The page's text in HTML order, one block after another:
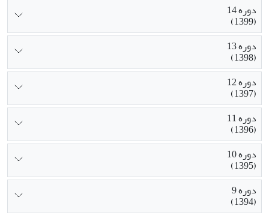
دوره 14
(1399)
دوره 13
(1398)
دوره 12
(1397)
دوره 11
(1396)
دوره 10
(1395)
دوره 9
(1394)